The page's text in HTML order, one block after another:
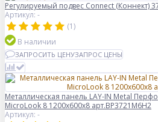
Регулируемый подвес Connect (Коннект)
Артикул: -
(1)
В наличии
ЗАПРОСИТЬ ЦЕНУЗАПРОС ЦЕНЫ
Металлическая панель LAY-IN Metal
MicroLook 8 1200x600x8 арт.BP3721M6H2
Артикул: -